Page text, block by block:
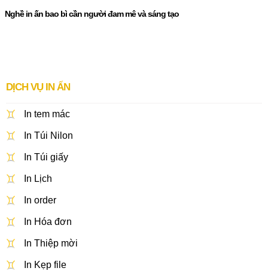
Nghề in ấn bao bì cần người đam mê và sáng tạo
DỊCH VỤ IN ẤN
In tem mác
In Túi Nilon
In Túi giấy
In Lịch
In order
In Hóa đơn
In Thiệp mời
In Kẹp file